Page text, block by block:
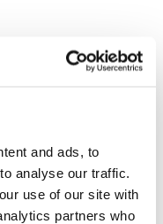
and ads, to
analyse our traffic.
use of our site with
partners who